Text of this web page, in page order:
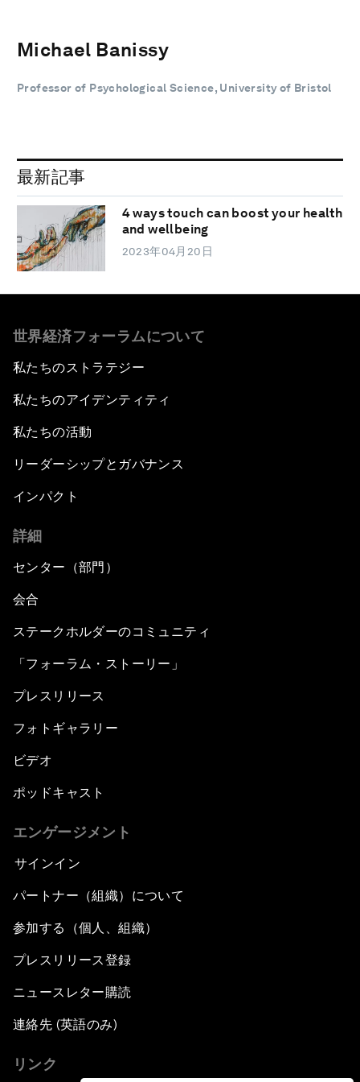
Michael Banissy
Professor of Psychological Science, University of Bristol
最新記事
4 ways touch can boost your health
and wellbeing
2023年04月20日
世界経済フォーラムについて
私たちのストラテジー
私たちのアイデンティティ
私たちの活動
リーダーシップとガバナンス
インパクト
詳細
センター（部門）
会合
ステークホルダーのコミュニティ
「フォーラム・ストーリー」
プレスリリース
フォトギャラリー
ビデオ
ポッドキャスト
エンゲージメント
サインイン
パートナー（組織）について
参加する（個人、組織）
プレスリリース登録
ニュースレター購読
連絡先 (英語のみ)
リンク